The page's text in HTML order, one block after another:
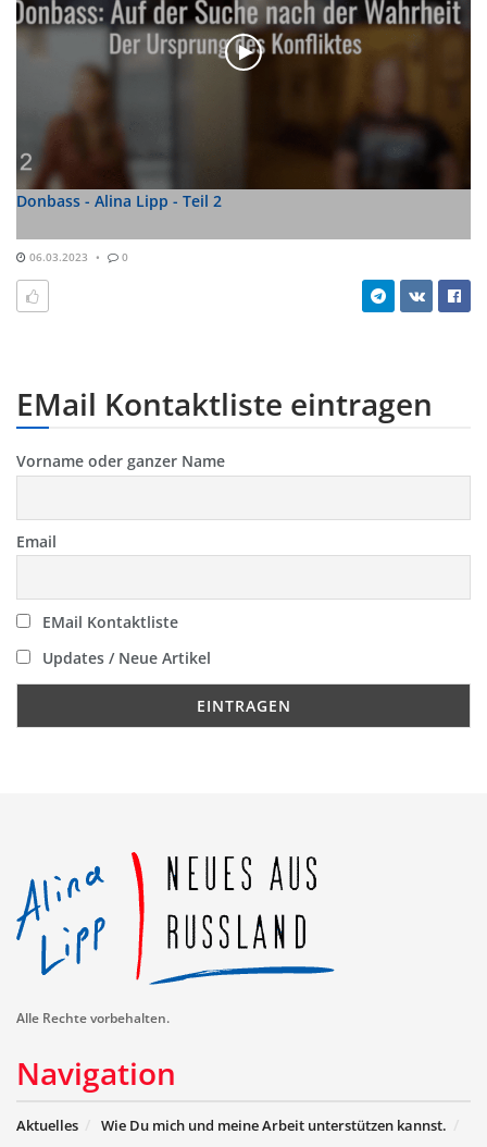
Donbass - Alina Lipp - Teil 2
06.03.2023 0
EMail Kontaktliste eintragen
Vorname oder ganzer Name
Email
EMail Kontaktliste
Updates / Neue Artikel
Alle Rechte vorbehalten.
Navigation
Aktuelles Wie Du mich und meine Arbeit unterstützen kannst.